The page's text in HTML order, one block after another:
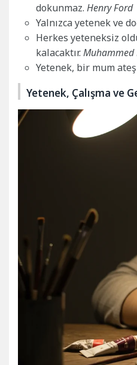
dokunmaz. Henry Ford
Yalnızca yetenek ve
Herkes yeteneksiz
kalacaktır.Muhammed
Yetenek, bir mum
Yetenek, Çalışma ve